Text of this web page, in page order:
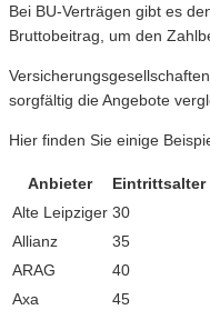
Bei BU-Verträgen gibt es
Bruttobeitrag, um den
sorgfältig die Angebote
Hier finden Sie einige
Anbieter Eintrittsalter
Alte Leipziger 30
Allianz
35
ARAG
40
Axa
45